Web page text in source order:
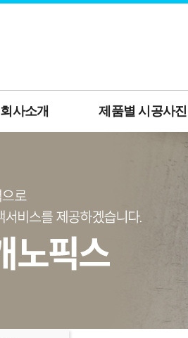
회사소개 제품별 시공사진